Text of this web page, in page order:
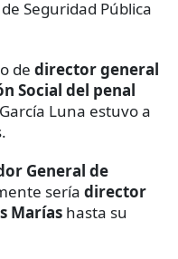
Seguridad Pública
de director general
Social del penal
Luna estuvo a
General de
sería director
Marías hasta su